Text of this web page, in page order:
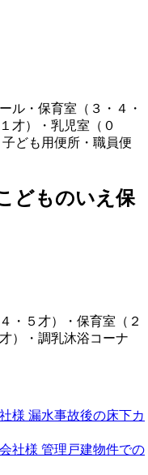
ル・保育室（３・４・
才）・乳児室（０
ども用便所・職員便
どものいえ保
・５才）・保育室（２
）・調乳沐浴コーナ
様 漏水事故後の床下カ
社様 管理戸建物件での